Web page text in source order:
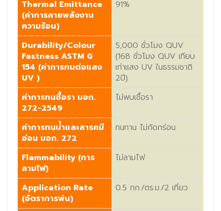
Thermal Emittance
(ค่าการคายพลังงาน
ความร้อน)
91%
Durability/Colour
Fastness ASTM G
154 (ค่าการทนต่อแสง
UV )
5,000 ชั่วโมง QUV
(168 ชั่วโมง QUV เทียบ
เท่าแสง UV ในธรรมชาติ
2ปี)
ค่าการทนชื้อรา มอก.
272-2549
ไม่พบเชื้อรา
ค่าการทนน้ำและสารคมี
อ่อน มอก. 272
ทนทาน ไม่กัดกร่อน
Flammability (การ
ลามไฟ)
ไม่ลามไฟ
Application Rate
(อัตราการพ่น)
0.5 กก./ตร.ม./2 เที่ยว